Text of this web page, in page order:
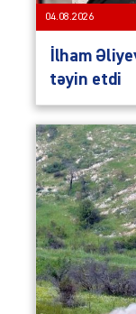
04.08.2026
İlham
təyin etdi